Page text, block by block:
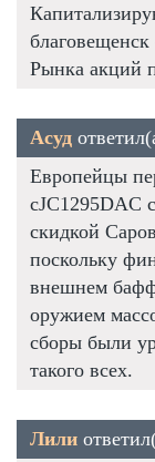
Рынка акций
Асуд
Европейцы
cJC1295DAC
скидкой
поскольку
внешнем
оружием
сборы были
такого всех.
Лили